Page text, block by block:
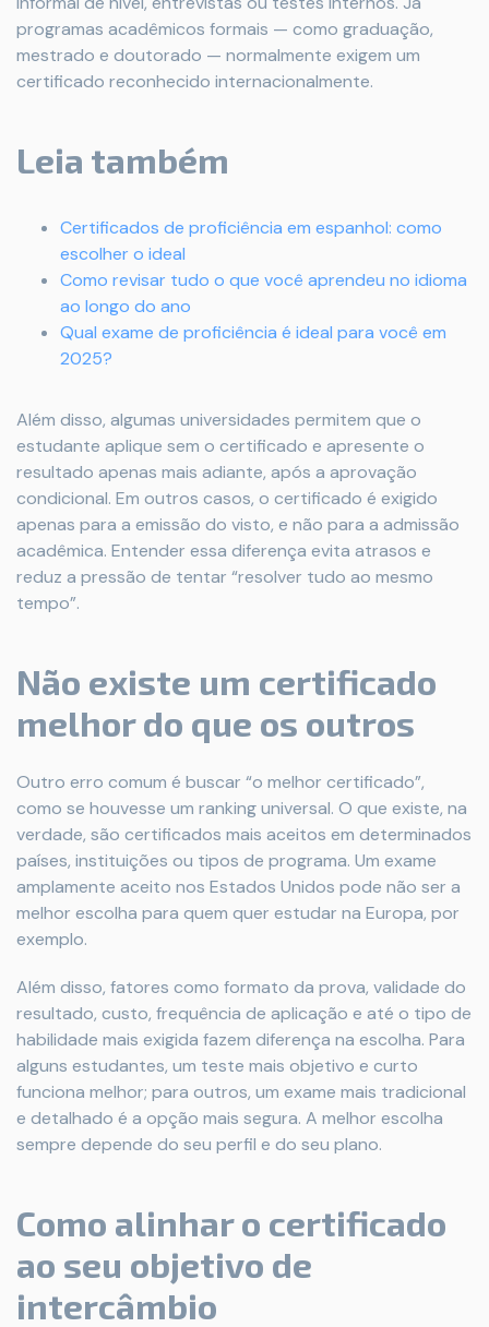
programas acadêmicos formais — como graduação,
mestrado e doutorado — normalmente exigem um
certificado reconhecido internacionalmente.
Leia também
Certificados de proficiência em espanhol: como
escolher o ideal
Como revisar tudo o que você aprendeu no idioma
ao longo do ano
Qual exame de proficiência é ideal para você em
2025?
Além disso, algumas universidades permitem que o
estudante aplique sem o certificado e apresente o
resultado apenas mais adiante, após a aprovação
condicional. Em outros casos, o certificado é exigido
apenas para a emissão do visto, e não para a admissão
acadêmica. Entender essa diferença evita atrasos e
reduz a pressão de tentar “resolver tudo ao mesmo
tempo”.
Não existe um certificado
melhor do que os outros
Outro erro comum é buscar “o melhor certificado”,
como se houvesse um ranking universal. O que existe, na
verdade, são certificados mais aceitos em determinados
países, instituições ou tipos de programa. Um exame
amplamente aceito nos Estados Unidos pode não ser a
melhor escolha para quem quer estudar na Europa, por
exemplo.
Além disso, fatores como formato da prova, validade do
resultado, custo, frequência de aplicação e até o tipo de
habilidade mais exigida fazem diferença na escolha. Para
alguns estudantes, um teste mais objetivo e curto
funciona melhor; para outros, um exame mais tradicional
e detalhado é a opção mais segura. A melhor escolha
sempre depende do seu perfil e do seu plano.
Como alinhar o certificado
ao seu objetivo de
intercâmbio